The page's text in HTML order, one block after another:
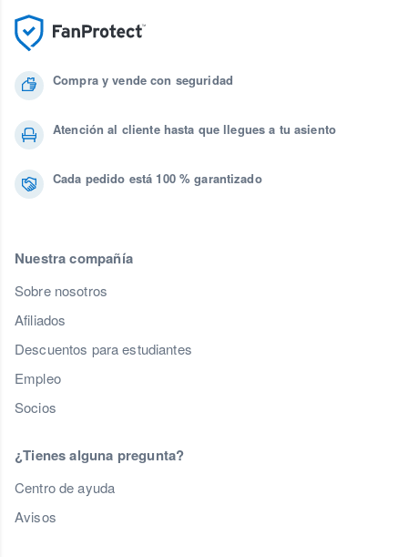
Compra y vende con seguridad
Atención al cliente hasta que llegues a tu asiento
Cada pedido está 100 % garantizado
Nuestra compañía
Sobre nosotros
Afiliados
Descuentos para estudiantes
Empleo
Socios
¿Tienes alguna pregunta?
Centro de ayuda
Avisos